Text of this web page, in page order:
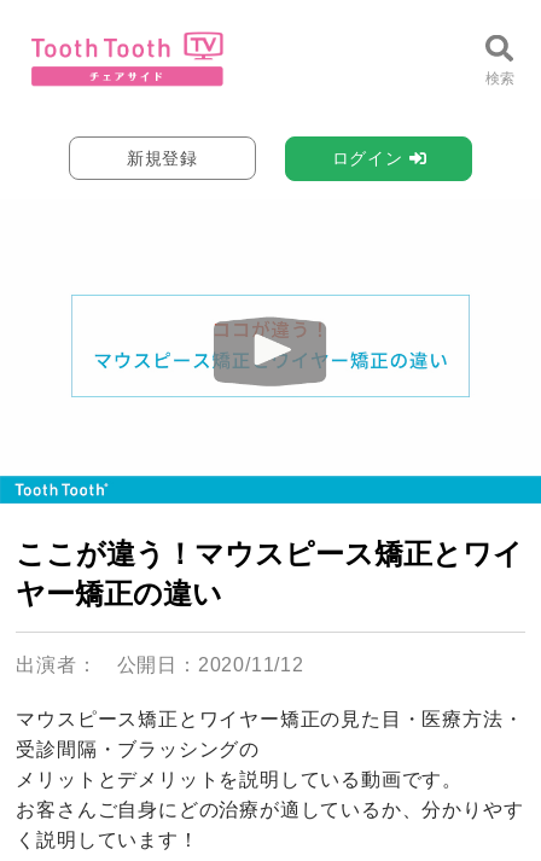
新規登録 ログイン
ここが違う！マウスピース矯正とワイ
ヤー矯正の違い
出演者： 公開日：2020/11/12
マウスピース矯正とワイヤー矯正の見た目・医療方法・
受診間隔・ブラッシングの
メリットとデメリットを説明している動画です。
お客さんご自身にどの治療が適しているか、分かりやす
く説明しています！